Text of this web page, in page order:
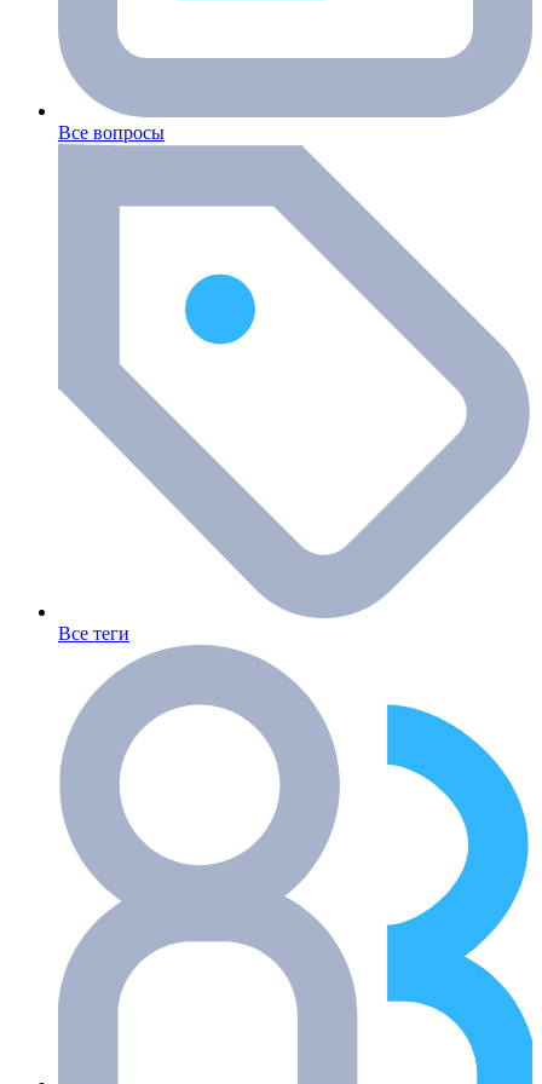
Все вопросы
Все теги